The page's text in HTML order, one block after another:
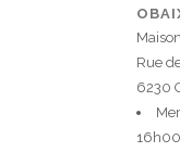
Rue
6230